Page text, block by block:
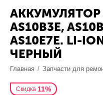
АККУМУЛЯТОР
AS10B3E,
AS10E7E. LI-
ЧЕРНЫЙ
Главная / Запчасти для
Скидка 11%